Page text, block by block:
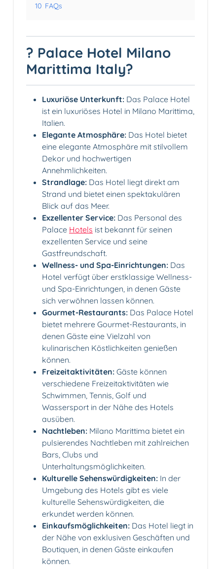
10 FAQs
? Palace Hotel Milano
Marittima Italy?
Luxuriöse Unterkunft: Das Palace Hotel
ist ein luxuriöses Hotel in Milano Marittima,
Italien.
Elegante Atmosphäre: Das Hotel bietet
eine elegante Atmosphäre mit stilvollem
Dekor und hochwertigen
Annehmlichkeiten.
Strandlage: Das Hotel liegt direkt am
Strand und bietet einen spektakulären
Blick auf das Meer.
Exzellenter Service: Das Personal des
Palace Hotels ist bekannt für seinen
exzellenten Service und seine
Gastfreundschaft.
Wellness- und Spa-Einrichtungen: Das
Hotel verfügt über erstklassige Wellness-
und Spa-Einrichtungen, in denen Gäste
sich verwöhnen lassen können.
Gourmet-Restaurants: Das Palace Hotel
bietet mehrere Gourmet-Restaurants, in
denen Gäste eine Vielzahl von
kulinarischen Köstlichkeiten genießen
können.
Freizeitaktivitäten: Gäste können
verschiedene Freizeitaktivitäten wie
Schwimmen, Tennis, Golf und
Wassersport in der Nähe des Hotels
ausüben.
Nachtleben: Milano Marittima bietet ein
pulsierendes Nachtleben mit zahlreichen
Bars, Clubs und
Unterhaltungsmöglichkeiten.
Kulturelle Sehenswürdigkeiten: In der
Umgebung des Hotels gibt es viele
kulturelle Sehenswürdigkeiten, die
erkundet werden können.
Einkaufsmöglichkeiten: Das Hotel liegt in
der Nähe von exklusiven Geschäften und
Boutiquen, in denen Gäste einkaufen
können.